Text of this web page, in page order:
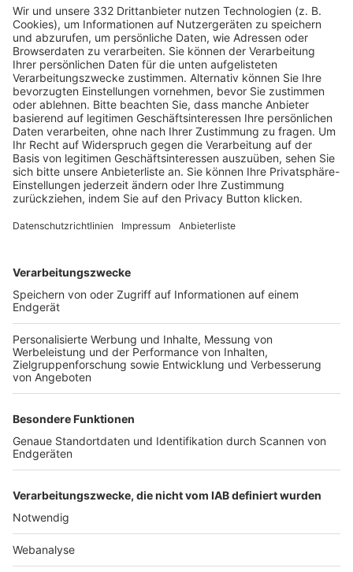
HÄUFIG BESUCHTE SEITEN
Pässe und Vereinswechsel
Trainerausbildung
Schulungsangebot Vereinsmitarbeiter
BFV-Geschäftsstellen
Trainerbörse
Login SpielPlus
FOLGE DEM BFV
TOP-VEREINE
TOP-PARTNER
Nutzungsbedingungen Datenschutz Impressum